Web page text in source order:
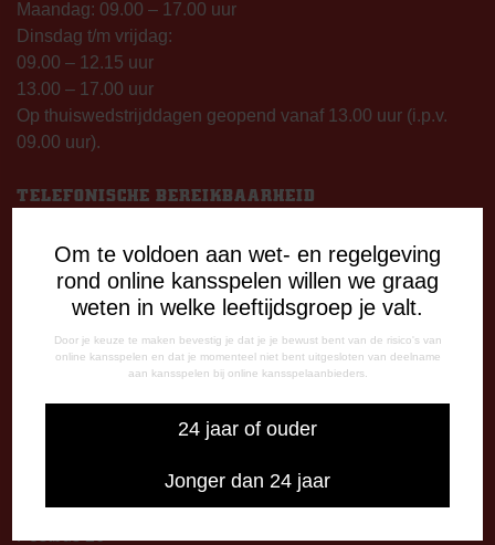
Om te voldoen aan wet- en regelgeving
rond online kansspelen willen we graag
weten in welke leeftijdsgroep je valt.
Door je keuze te maken bevestig je dat je je bewust bent van de risico's van
online kansspelen en dat je momenteel niet bent uitgesloten van deelname
aan kansspelen bij online kansspelaanbieders.
24 jaar of ouder
Jonger dan 24 jaar
Maandag: 09.00 – 17.00 uur
Dinsdag t/m vrijdag:
09.00 – 12.15 uur
13.00 – 17.00 uur
Op thuiswedstrijddagen geopend vanaf 13.00 uur (i.p.v.
09.00 uur).
TELEFONISCHE BEREIKBAARHEID
Dinsdag
09:00 - 12:15 uur
13:00 - 17:00 uur
13:00 - 17:00 uur
09:00 - 12:15 uur
CORRESPONDENTIE-ADRES